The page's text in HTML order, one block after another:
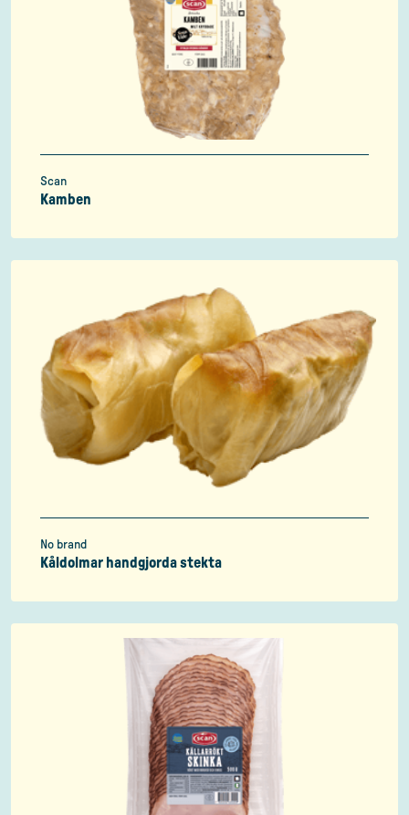
Scan
Kamben
No brand
Kåldolmar handgjorda stekta